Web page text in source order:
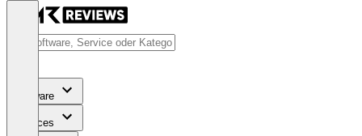
Software
Services